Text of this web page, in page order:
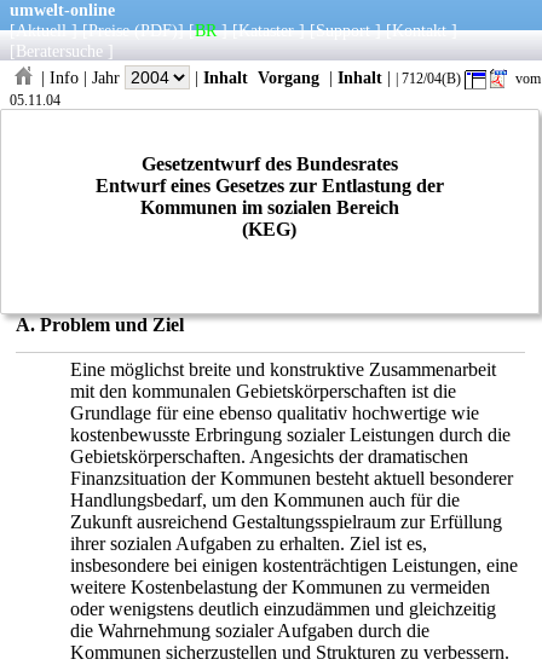
umwelt-online
[Aktuell] [Preise (PDF)] [BR] [Kataster] [Support] [Kontakt]
[ Beratersuche ]
| Info | Jahr | Inhalt Vorgang | Inhalt | | 712/04(B)
vom
05.11.04
Gesetzentwurf des Bundesrates
Entwurf eines Gesetzes zur Entlastung der
Kommunen im sozialen Bereich
(KEG)
A. Problem und Ziel
Eine möglichst breite und konstruktive Zusammenarbeit
mit den kommunalen Gebietskörperschaften ist die
Grundlage für eine ebenso qualitativ hochwertige wie
kostenbewusste Erbringung sozialer Leistungen durch die
Gebietskörperschaften. Angesichts der dramatischen
Finanzsituation der Kommunen besteht aktuell besonderer
Handlungsbedarf, um den Kommunen auch für die
Zukunft ausreichend Gestaltungsspielraum zur Erfüllung
ihrer sozialen Aufgaben zu erhalten. Ziel ist es,
insbesondere bei einigen kostenträchtigen Leistungen, eine
weitere Kostenbelastung der Kommunen zu vermeiden
oder wenigstens deutlich einzudämmen und gleichzeitig
die Wahrnehmung sozialer Aufgaben durch die
Kommunen sicherzustellen und Strukturen zu verbessern.